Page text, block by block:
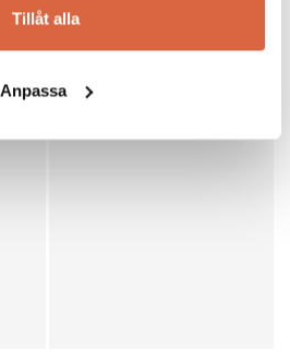
Tillåt alla
Anpassa
N701 soffa 1-sits
13 879kr
Betygsatt